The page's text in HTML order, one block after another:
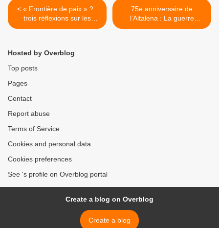
< « Frontière de paix » ? :
trois réflexions sur les
relations israélo-
75e anniversaire de
l’Altalena : La guerre
fratricide au cœur de
Hosted by Overblog
Top posts
Pages
Contact
Report abuse
Terms of Service
Cookies and personal data
Cookies preferences
See 's profile on Overblog portal
Create a blog on Overblog
Create a blog